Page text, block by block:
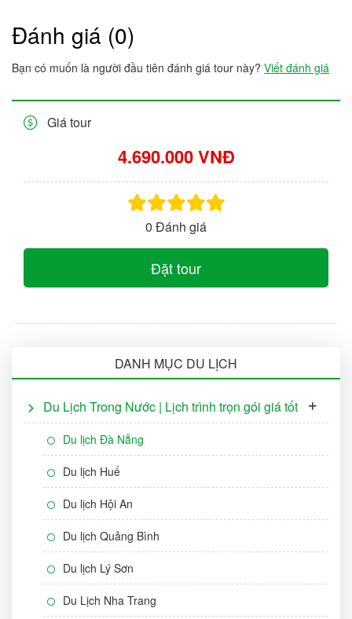
Đánh giá (0)
Bạn có muốn là người đầu tiên đánh giá tour này? Viết đánh giá
Giá tour
4.690.000 VNĐ
0 Đánh giá
Đặt tour
DANH MỤC DU LỊCH
Du Lịch Trong Nước | Lịch trình trọn gói giá tốt
Du lịch Đà Nẵng
Du lịch Huế
Du lịch Hội An
Du lịch Quảng Bình
Du lịch Lý Sơn
Du Lịch Nha Trang